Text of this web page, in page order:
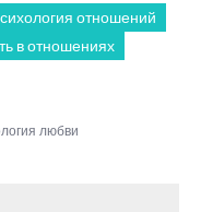
отношений
в отношениях
любви